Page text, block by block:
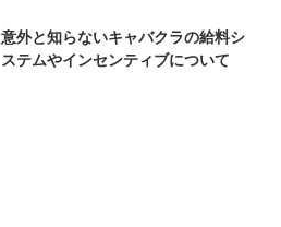
意外と知らないキャバクラの給料シ
ステムやインセンティブについて